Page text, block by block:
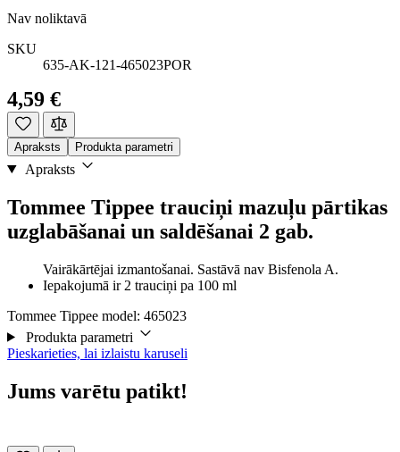
Nav noliktavā
SKU
635-AK-121-465023POR
4,59 €
Apraksts Produkta parametri
Apraksts
Tommee Tippee trauciņi mazuļu pārtikas
uzglabāšanai un saldēšanai 2 gab.
Vairākārtējai izmantošanai. Sastāvā nav Bisfenola A.
Iepakojumā ir 2 trauciņi pa 100 ml
Tommee Tippee model: 465023
Produkta parametri
Pieskarieties, lai izlaistu karuseli
Jums varētu patikt!